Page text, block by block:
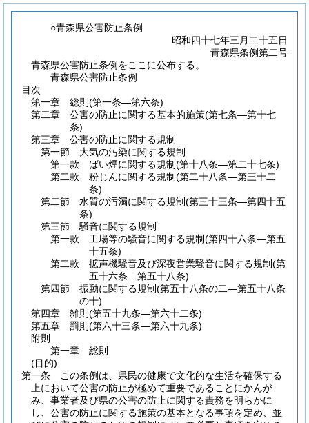
○青森県公害防止条例
昭和四十七年三月二十五日
青森県条例第二号
青森県公害防止条例をここに公布する。
青森県公害防止条例
目次
第一章
総則 (第一条―第六条)
第二章
公害の防止に関する基本的施策(第七条―第十七
条)
第三章
公害の防止に関する規制
第一節
大気の汚染に関する規制
第一款
ばい煙に関する規制(第十八条―第二十七条)
第二款
粉じんに関する規制(第二十八条―第三十二
条)
第二節
水質の汚濁に関する規制(第三十三条―第四十五
条)
第三節
騒音に関する規制
第一款
工場等の騒音に関する規制(第四十六条―第五
十五条)
第二款
拡声機騒音及び深夜営業騒音に関する規制(第
五十六条―第五十八条)
第四節
振動に関する規制(第五十八条の二―第五十八条
の十)
第四章
雑則 (第五十九条―第六十二条)
第五章
罰則 (第六十三条―第六十九条)
附則
第一章
総則
(目的)
第一条
この条例は、県民の健康で文化的な生活を確保する
上において公害の防止が極めて重要であることにかんが
み、事業者及び県の公害の防止に関する責務を明らかに
し、公害の防止に関する施策の基本となる事項を定め、並